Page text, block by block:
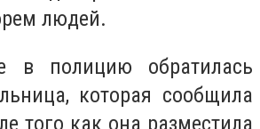
людей.
в полицию обратилась
которая сообщила
того как она разместила